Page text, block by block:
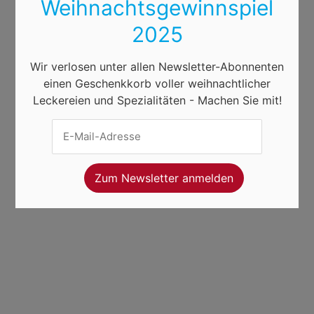
Weihnachtsgewinnspiel
2025
Wir verlosen unter allen Newsletter-Abonnenten
einen Geschenkkorb voller weihnachtlicher
Leckereien und Spezialitäten - Machen Sie mit!